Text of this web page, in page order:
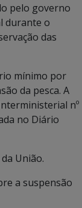
pelo governo
durante o
das
mínimo por
da pesca. A
nº
no Diário
União.
a suspensão